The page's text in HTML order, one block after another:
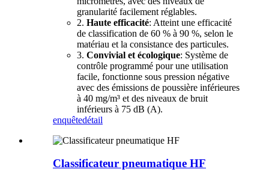
granularité facilement réglables.
2. Haute efficacité: Atteint une efficacité
de classification de 60 % à 90 %, selon le
matériau et la consistance des particules.
3. Convivial et écologique: Système de
contrôle programmé pour une utilisation
facile, fonctionne sous pression négative
avec des émissions de poussière inférieures
à 40 mg/m³ et des niveaux de bruit
inférieurs à 75 dB (A).
enquêtedétail
Classificateur pneumatique HF